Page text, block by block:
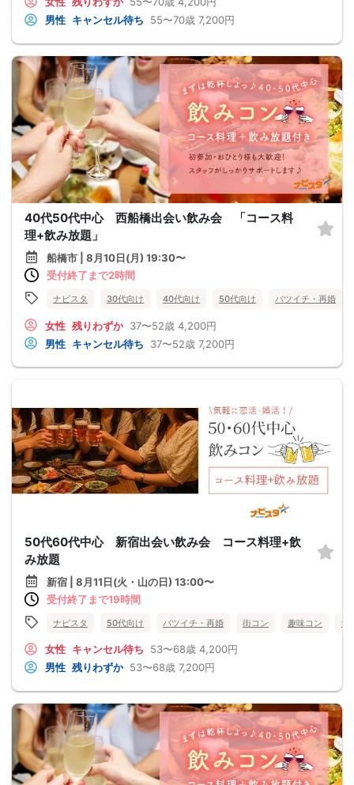
男性 キャンセル待ち 55〜70歳 7,200円
40代50代中心 西船橋出会い飲み会 「コース料
理+飲み放題」
船橋市 | 8月10日(月) 19:30〜
受付終了まで2時間
ナビスタ 30代向け 40代向け 50代向け バツイチ・再婚
女性 残りわずか 37〜52歳 4,200円
男性 キャンセル待ち 37〜52歳 7,200円
50代60代中心 新宿出会い飲み会 コース料理+飲
み放題
新宿 | 8月11日(火・山の日) 13:00〜
受付終了まで19時間
ナビスタ 50代向け バツイチ・再婚 街コン 趣味コン 食
女性 キャンセル待ち 53〜68歳 4,200円
男性 残りわずか 53〜68歳 7,200円